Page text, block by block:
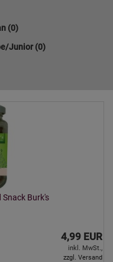
(0)
Junior (0)
Burk's
4,99 EUR
inkl. MwSt.,
zzgl. Versand